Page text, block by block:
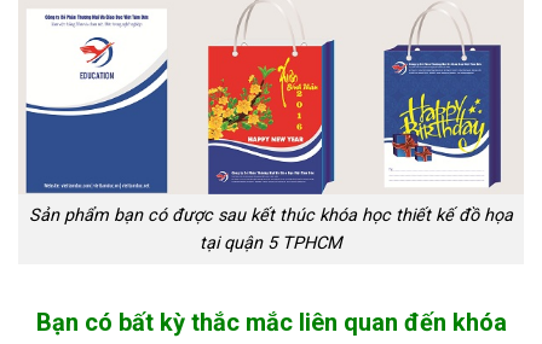
Sản phẩm bạn có được sau kết thúc khóa học thiết kế đồ họa
tại quận 5 TPHCM
Bạn có bất kỳ thắc mắc liên quan đến khóa